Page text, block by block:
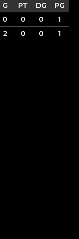
G PT DG
PG
0 0 0
1
2 0 0 1